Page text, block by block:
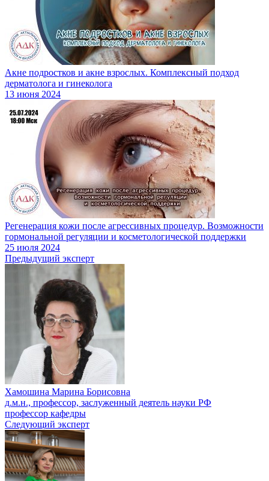
Акне подростков и акне взрослых. Комплексный подход
дерматолога и гинеколога
13 июня 2024
Регенерация кожи после агрессивных процедур. Возможности
гормональной регуляции и косметологической поддержки
25 июля 2024
Предыдущий эксперт
Хамошина Марина Борисовна
д.м.н., профессор, заслуженный деятель науки РФ
профессор кафедры
Следующий эксперт